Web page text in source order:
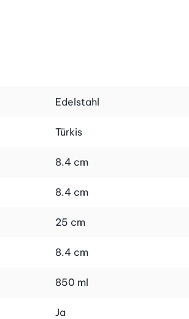
Edelstahl
Türkis
8.4 cm
8.4 cm
25 cm
8.4 cm
850 ml
Ja